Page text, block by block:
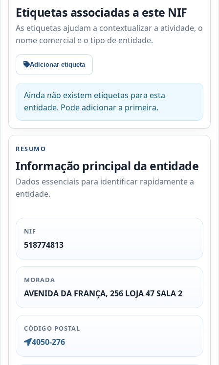
Etiquetas associadas a este NIF
As etiquetas ajudam a contextualizar a atividade, o
nome comercial e o tipo de entidade.
Adicionar etiqueta
Ainda não existem etiquetas para esta
entidade. Pode adicionar a primeira.
RESUMO
Informação principal da entidade
Dados essenciais para identificar rapidamente a
entidade.
NIF
518774813
MORADA
AVENIDA DA FRANÇA, 256 LOJA 47 SALA 2
CÓDIGO POSTAL
4050-276